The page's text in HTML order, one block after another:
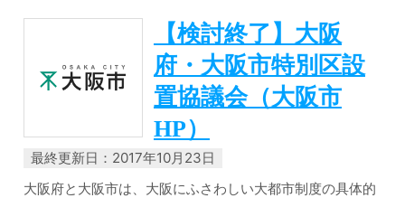
【検討終了】大阪
府・大阪市特別区設
置協議会（大阪市
HP）
最終更新日：2017年10月23日
大阪府と大阪市は、大阪にふさわしい大都市制度の具体的